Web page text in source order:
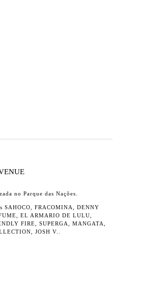
no Parque das Nações.
SAHOCO, FRACOMINA, DENNY
EL ARMARIO DE LULU,
FIRE, SUPERGA, MANGATA,
JOSH V..